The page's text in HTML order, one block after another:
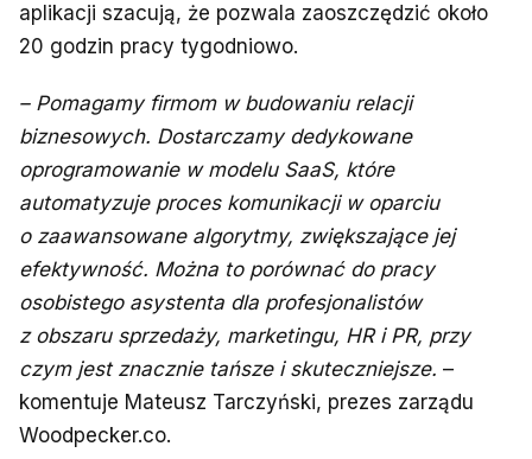
aplikacji szacują, że pozwala zaoszczędzić około
20 godzin pracy tygodniowo.
– Pomagamy firmom w budowaniu relacji
biznesowych. Dostarczamy dedykowane
oprogramowanie w modelu SaaS, które
automatyzuje proces komunikacji w oparciu
o zaawansowane algorytmy, zwiększające jej
efektywność. Można to porównać do pracy
osobistego asystenta dla profesjonalistów
z obszaru sprzedaży, marketingu, HR i PR, przy
czym jest znacznie tańsze i skuteczniejsze. –
komentuje Mateusz Tarczyński, prezes zarządu
Woodpecker.co.